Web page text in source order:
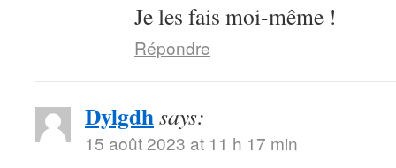
Je les fais moi-même !
Répondre
Dylgdhsays:
15 août 2023 at 11 h 17 min